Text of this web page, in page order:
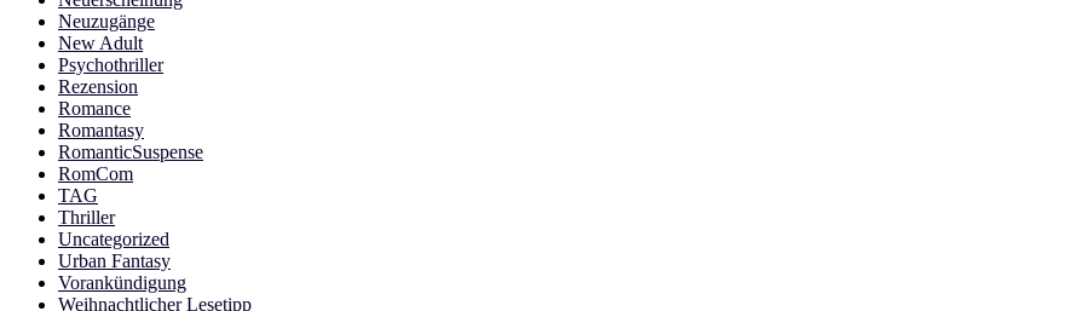
Neuzugänge
New Adult
Psychothriller
Rezension
Romance
Romantasy
RomanticSuspense
RomCom
TAG
Thriller
Uncategorized
Urban Fantasy
Vorankündigung
Weihnachtlicher Lesetipp